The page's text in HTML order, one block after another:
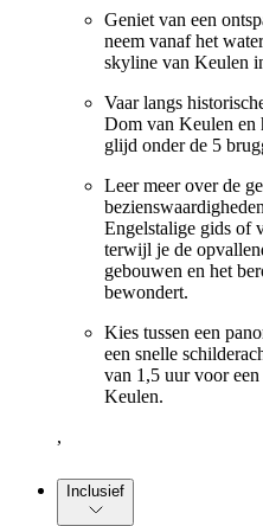
Geniet van een
neem vanaf het
skyline van Keulen
Vaar langs
Dom van Keulen en
glijd onder de 5
Leer meer over de
Engelstalige gids of
terwijl je de
gebouwen en het
bewondert.
Kies tussen een
een snelle
van 1,5 uur voor
Keulen.
,
Inclusief